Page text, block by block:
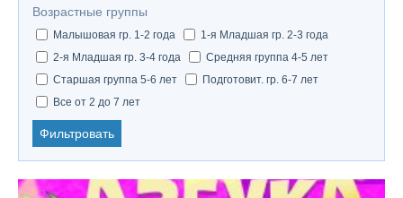
Возрастные группы
Малышовая гр. 1-2 года
1-я Младшая гр. 2-3 года
2-я Младшая гр. 3-4 года
Средняя группа 4-5 лет
Старшая группа 5-6 лет
Подготовит. гр. 6-7 лет
Все от 2 до 7 лет
Фильтровать